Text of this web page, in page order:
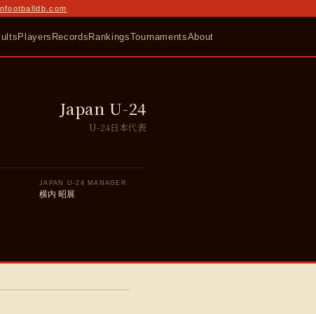
Players RecordsRankingsTournamentsAbout
Japan U-24
U-24日本代表
JAPAN U-24 MANAGER
横内 昭展